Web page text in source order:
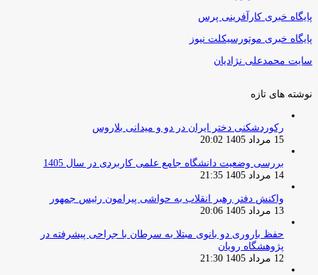
پایگاه خبری کارآفرینی پرس
پایگاه خبری موتورسیکلت نیوز
سایت محمدعلی نژادیان
نوشته های تازه
رکوردشکنی دختر ایران در دو و میدانی بلاروس
15 مرداد 1405 20:02
بررسی وضعیت دانشگاه جامع علمی کاربردی در سال 1405
14 مرداد 1405 21:35
واکنش دفتر رهبر انقلاب به حواشی پیرامون رئیس جمهور
13 مرداد 1405 20:06
حفظ باروری دو بانوی مبتلا به سرطان با جراحی پیشرفته در
پژوهشگاه رویان
12 مرداد 1405 21:30